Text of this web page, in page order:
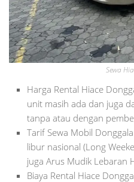
Sewa
Harga Rental Hiace
unit masih ada dan juga
tanpa atau dengan
Tarif Sewa Mobil
libur nasional (Long
juga Arus Mudik Lebaran
Biaya Rental Hiace